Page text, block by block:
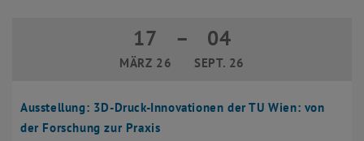
Ausstellung: 3D-Druck-Innovationen der TU Wien: von
der Forschung zur Praxis
17
MÄRZ 26
17 März 2026 bis 04 September 2026
– 04
SEPT. 26